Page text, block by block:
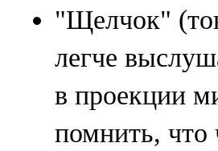
"Щелчок"
легче
в проекции
помнить, что